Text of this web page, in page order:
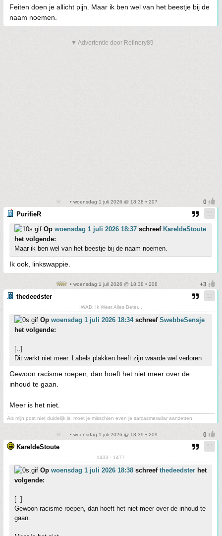
Feiten doen je allicht pijn. Maar ik ben wel van het beestje bij de
naam noemen.
▼ Advertentie door Refinery89
• woensdag 1 juli 2026 @ 18:38 • 207
PurifieR
Op woensdag 1 juli 2026 18:37 schreef KareldeStoute
het volgende:
Maar ik ben wel van het beestje bij de naam noemen.
Ik ook, linkswappie.
• woensdag 1 juli 2026 @ 18:38 • 208
thedeedster
IWAB: Ik Weet Alles Beter...
Op woensdag 1 juli 2026 18:34schreef SwebbeSensje
het volgende:
[..]
Dit werkt niet meer. Labels plakken heeft zijn waarde wel verloren
Gewoon racisme roepen, dan hoeft het niet meer over de
inhoud te gaan.
Meer is het niet.
Als mijn post niet duidelijk is, moet je misschien even je sarcasmeradar aanzetten.
• woensdag 1 juli 2026 @ 18:39 • 209
KareldeStoute
1433 - 1477
Op woensdag 1 juli 2026 18:38 schreef thedeedster het
volgende:
[..]
Gewoon racisme roepen, dan hoeft het niet meer over de inhoud te
gaan.